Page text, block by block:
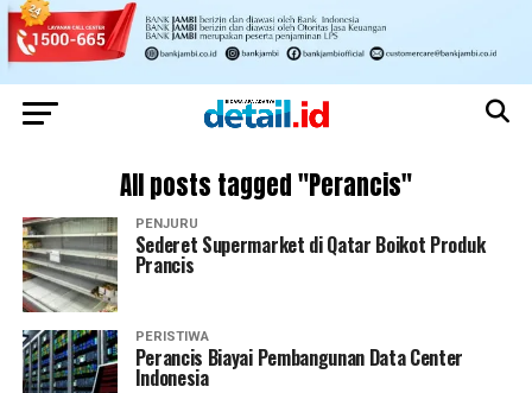
All posts tagged "Perancis"
PENJURU
Sederet Supermarket di Qatar Boikot Produk
Prancis
PERISTIWA
Perancis Biayai Pembangunan Data Center
Indonesia